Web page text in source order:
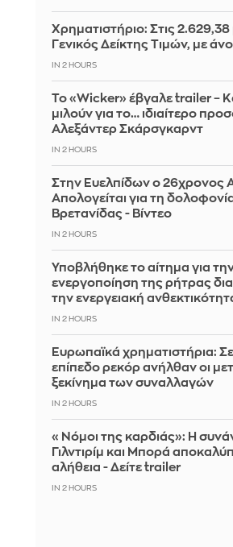
Χρηματιστήριο: Στις
Γενικός Δείκτης Τιμών, με
IN 2 HOURS
Το «Wicker» έβγαλε trailer –
μιλούν για το… ιδιαίτερο
Αλεξάντερ Σκάρσγκαρντ
IN 2 HOURS
Στην Ευελπίδων ο 26χρονος
Απολογείται για τη
Βρετανίδας - Βίντεο
IN 2 HOURS
Υποβλήθηκε το αίτημα για
ενεργοποίηση της ρήτρας
την ενεργειακή
IN 2 HOURS
Ευρωπαϊκά χρηματιστήρια:
επίπεδο ρεκόρ ανήλθαν οι
ξεκίνημα των συναλλαγών
IN 2 HOURS
«Νόμοι της καρδιάς»: Η
Γιλντιρίμ και Μπορά
αλήθεια - Δείτε trailer
IN 2 HOURS